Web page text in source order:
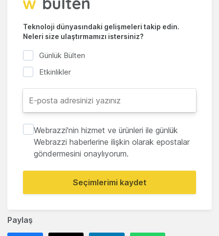
Paylaş
Teknoloji dünyasındaki gelişmeleri takip edin.
Neleri size ulaştırmamızı istersiniz?
Günlük Bülten
Etkinlikler
Webrazzi'nin hizmet ve ürünleri ile günlük
Webrazzi haberlerine ilişkin olarak epostalar
göndermesini onaylıyorum.
Seçimlerimi kaydet